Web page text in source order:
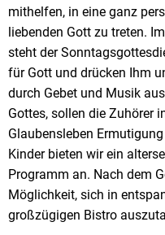
mithelfen, in eine ganz
liebenden Gott zu treten.
steht der
für Gott und drücken Ihm
durch Gebet und Musik
Gottes, sollen die Zuhörer
Glaubensleben
Kinder bieten wir ein
Programm an. Nach dem
Möglichkeit, sich in
großzügigen Bistro